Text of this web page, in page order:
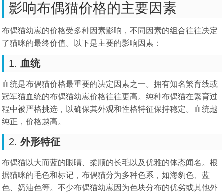
影响布偶猫价格的主要因素
布偶猫幼崽的价格受多种因素影响，不同因素的组合往往决定
了猫咪的最终价值。以下是主要的影响因素：
1. 血统
血统是布偶猫价格最重要的决定因素之一。拥有知名繁育线或
冠军猫血统的布偶猫幼崽价格往往更高。纯种布偶猫在繁育过
程中被严格挑选，以确保其外观和性格特征保持稳定。血统越
纯正，价格越高。
2.外形特征
布偶猫以大而蓝的眼睛、柔顺的长毛以及优雅的体态闻名。根
据猫咪的毛色和标记，布偶猫分为多种色系，如海豹色、蓝
色、奶油色等。不少布偶猫幼崽因为色块分布的优劣或其他外